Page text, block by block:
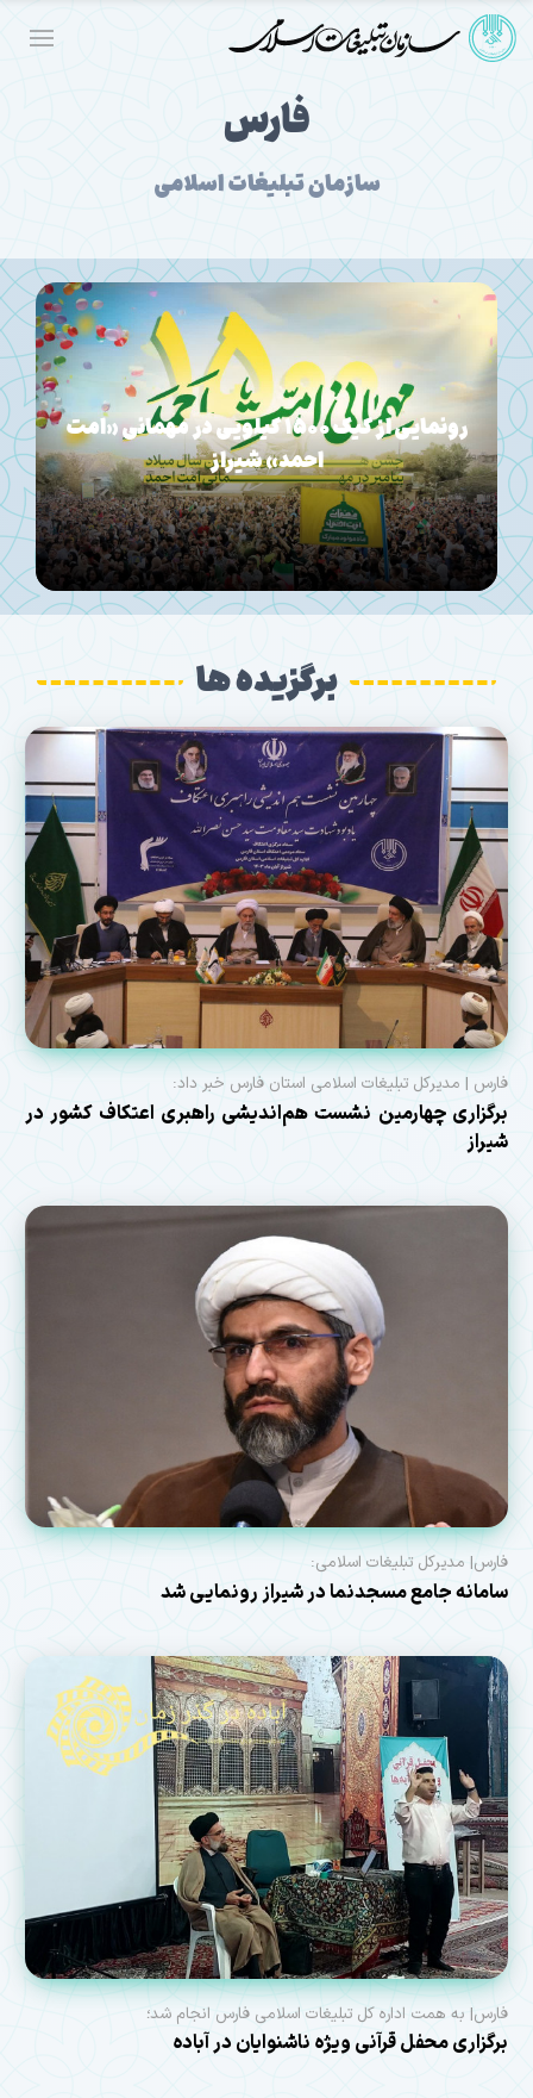
فارس
سازمان تبلیغات اسلامی
«زندگی با آيه‌ها» چطور بر در و ديوار شهرهاي فارس
نقش بست
برگزیده ها
فارس | مدیرکل تبلیغات اسلامی استان فارس خبر داد:
برگزاری چهارمین نشست هم‌اندیشی راهبری اعتکاف کشور در
شیراز
فارس| مدیرکل تبلیغات اسلامی:
سامانه جامع مسجدنما در شیراز رونمایی شد
فارس| به همت اداره کل تبلیغات اسلامی فارس انجام شد؛
برگزاری محفل قرآنی ویژه ناشنوایان در آباده